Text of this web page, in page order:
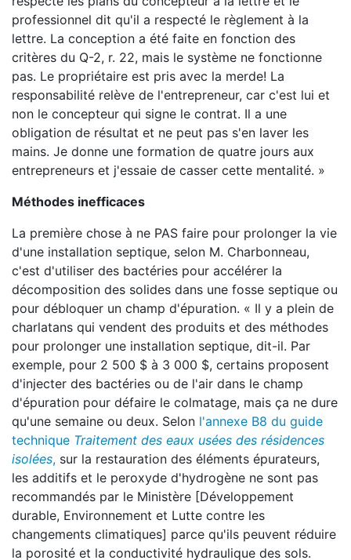
professionnel dit qu'il a respecté le règlement à la
lettre. La conception a été faite en fonction des
critères du Q-2, r. 22, mais le système ne fonctionne
pas. Le propriétaire est pris avec la merde! La
responsabilité relève de l'entrepreneur, car c'est lui et
non le concepteur qui signe le contrat. Il a une
obligation de résultat et ne peut pas s'en laver les
mains. Je donne une formation de quatre jours aux
entrepreneurs et j'essaie de casser cette mentalité. »
Méthodes inefficaces
La première chose à ne PAS faire pour prolonger la vie
d'une installation septique, selon M. Charbonneau,
c'est d'utiliser des bactéries pour accélérer la
décomposition des solides dans une fosse septique ou
pour débloquer un champ d'épuration. « Il y a plein de
charlatans qui vendent des produits et des méthodes
pour prolonger une installation septique, dit-il. Par
exemple, pour 2 500 $ à 3 000 $, certains proposent
d'injecter des bactéries ou de l'air dans le champ
d'épuration pour défaire le colmatage, mais ça ne dure
qu'une semaine ou deux. Selon l'annexe B8 du guide
technique Traitement des eaux usées des résidences
isolées, sur la restauration des éléments épurateurs,
les additifs et le peroxyde d'hydrogène ne sont pas
recommandés par le Ministère [Développement
durable, Environnement et Lutte contre les
changements climatiques] parce qu'ils peuvent réduire
la porosité et la conductivité hydraulique des sols.